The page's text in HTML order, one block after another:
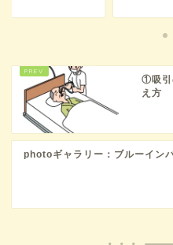
①吸引
え
photoギャラリー：ブルーイン